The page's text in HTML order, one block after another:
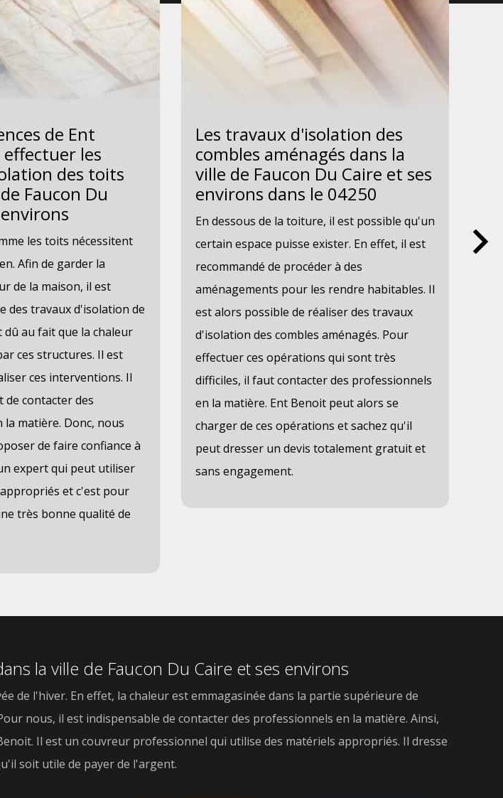
de Ent
les
des toits
Faucon Du
les toits nécessitent
Afin de garder la
de la maison, il est
des travaux d'isolation de
dû au fait que la chaleur
ces structures. Il est
ces interventions. Il
contacter des
matière. Donc, nous
de faire confiance à
expert qui peut utiliser
et c'est pour
très bonne qualité de
Les travaux d'isolation des
combles aménagés dans la
ville de Faucon Du Caire et ses
environs dans le 04250
En dessous de la toiture, il est possible qu'un
certain espace puisse exister. En effet, il est
recommandé de procéder à des
aménagements pour les rendre habitables. Il
est alors possible de réaliser des travaux
d'isolation des combles aménagés. Pour
effectuer ces opérations qui sont très
difficiles, il faut contacter des professionnels
en la matière. Ent Benoit peut alors se
charger de ces opérations et sachez qu'il
peut dresser un devis totalement gratuit et
sans engagement.
la ville de Faucon Du Caire et ses environs
l'hiver. En effet, la chaleur est emmagasinée dans la partie supérieure de
nous, il est indispensable de contacter des professionnels en la matière. Ainsi,
Il est un couvreur professionnel qui utilise des matériels appropriés. Il dresse
soit utile de payer de l'argent.